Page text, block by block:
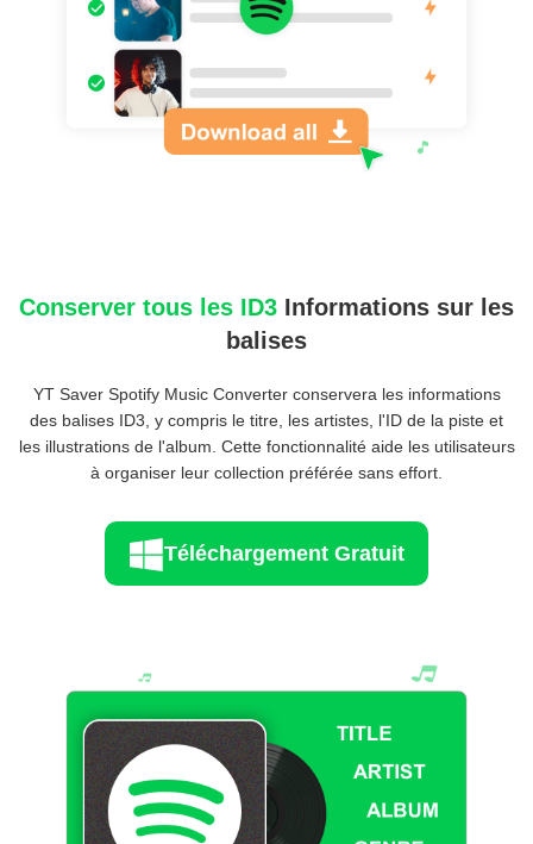
Conserver tous les ID3 Informations sur les
balises
YT Saver Spotify Music Converter conservera les informations
des balises ID3, y compris le titre, les artistes, l'ID de la piste et
les illustrations de l'album. Cette fonctionnalité aide les utilisateurs
à organiser leur collection préférée sans effort.
Téléchargement Gratuit